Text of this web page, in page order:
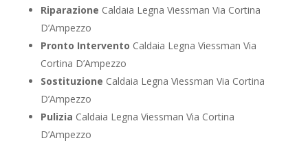
Riparazione Caldaia Legna Viessman Via Cortina
D’Ampezzo
Pronto Intervento Caldaia Legna Viessman Via
Cortina D’Ampezzo
Sostituzione Caldaia Legna Viessman Via Cortina
D’Ampezzo
Pulizia Caldaia Legna Viessman Via Cortina
D’Ampezzo